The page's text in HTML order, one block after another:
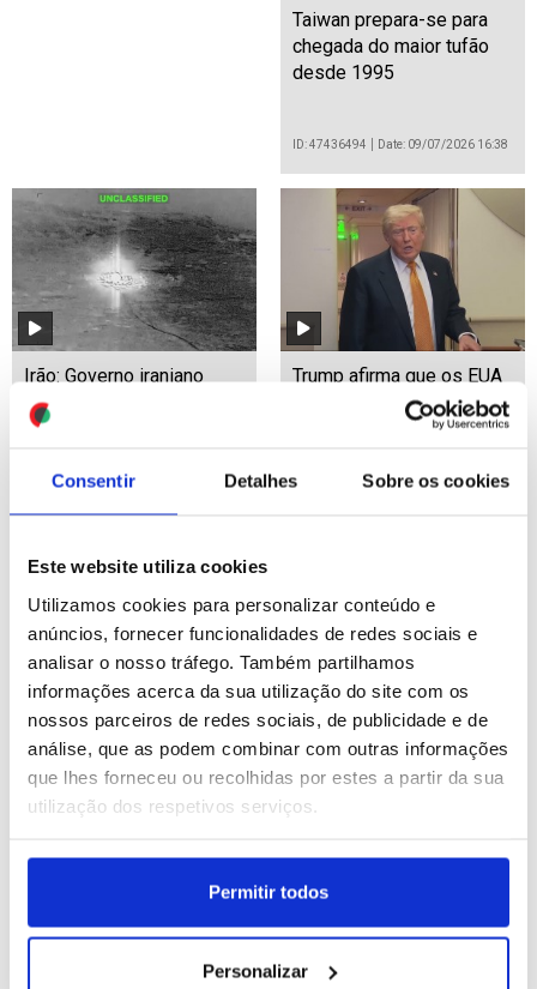
Consentir Detalhes Sobre os cookies
Este website utiliza cookies
Utilizamos cookies para personalizar conteúdo e
anúncios, fornecer funcionalidades de redes sociais e
analisar o nosso tráfego. Também partilhamos
informações acerca da sua utilização do site com os
nossos parceiros de redes sociais, de publicidade e de
análise, que as podem combinar com outras informações
que lhes forneceu ou recolhidas por estes a partir da sua
utilização dos respetivos serviços.
Permitir todos
Personalizar
Taiwan prepara-se para
chegada do maior tufão
desde 1995
ID: 47436494 Date: 09/07/2026 16:38
Irão: Governo iraniano
acusa EUA de cometer
crimes de guerra ao
civis
Trump afirma que os EUA
militarmente” enquanto
bombardeiam novos
Cantora Bonnie Tyler
morreu aos 75 anos
Trump encerra Cimeira da
NATO com elogios a
ameaças aos aliados
europeus
ID: 47434607 Date: 09/07/2026 11:54